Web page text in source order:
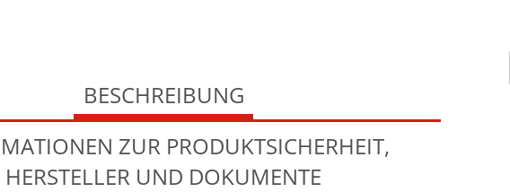
BESCHREIBUNG
ZUR PRODUKTSICHERHEIT,
HERSTELLER UND DOKUMENTE